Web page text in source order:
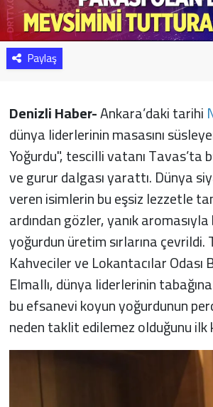
Paylaş
Denizli Haber-Ankara’daki tarihi
dünya liderlerinin masasını
Yoğurdu", tescilli vatanı Tavas’ta
ve gurur dalgası yarattı. Dünya
veren isimlerin bu eşsiz lezzetle
ardından gözler, yanık
yoğurdun üretim sırlarına çevrildi.
Kahveciler ve Lokantacılar Odası
Elmallı, dünya liderlerinin
bu efsanevi koyun yoğurdunun
neden taklit edilemez olduğunu ilk